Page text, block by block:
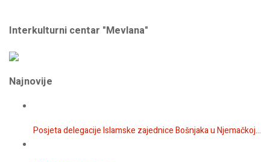
Interkulturni centar "Mevlana"
Najnovije
Posjeta delegacije Islamske zajednice Bošnjaka u Njemačkoj...